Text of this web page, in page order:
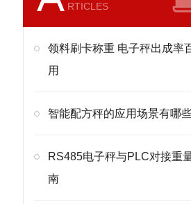
RTICLES
领料刷卡称重 电子秤出成率
用
智能配方秤的应用场景有哪
RS485电子秤与PLC对接重
南